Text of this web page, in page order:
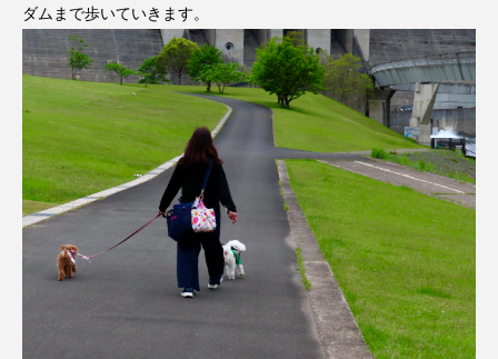
ダムまで歩いていきます。